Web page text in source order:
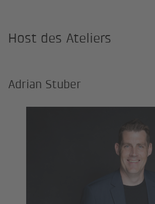
Host des Ateliers
Adrian Stuber